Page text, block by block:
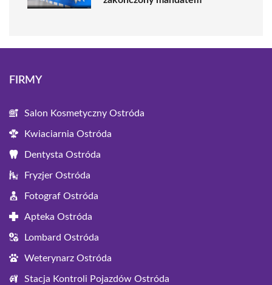
FIRMY
Salon Kosmetyczny Ostróda
Kwiaciarnia Ostróda
Dentysta Ostróda
Fryzjer Ostróda
Fotograf Ostróda
Apteka Ostróda
Lombard Ostróda
Weterynarz Ostróda
Stacja Kontroli Pojazdów Ostróda